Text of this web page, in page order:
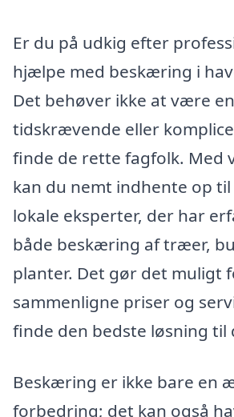
Er du på udkig efter
hjælpe med beskæring i
Det behøver ikke at være en
tidskrævende eller
finde de rette fagfolk. Med
kan du nemt indhente op
lokale eksperter, der har
både beskæring af træer,
planter. Det gør det muligt
sammenligne priser og
finde den bedste løsning til
Beskæring er ikke bare en
forbedring; det kan også